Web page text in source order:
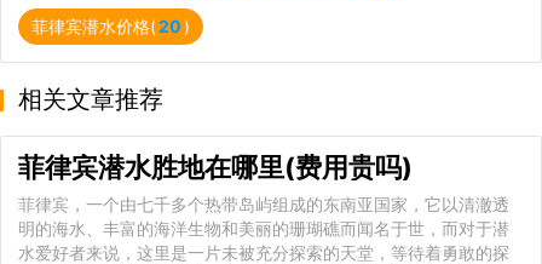
菲律宾潜水价格(20)
相关文章推荐
菲律宾潜水胜地在哪里(费用贵吗)
菲律宾，一个由七千多个热带岛屿组成的东南亚国家，它以清澈透
明的海水、丰富的海洋生物和美丽的珊瑚礁而闻名于世，而对于潜
水爱好者来说，这里是一片未被充分探索的天堂，等待着勇敢的探